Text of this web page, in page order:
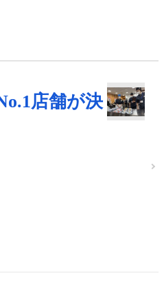
店舗が決